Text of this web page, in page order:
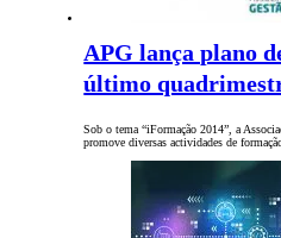
APG lança plano
último
Sob o tema “iFormação 2014”, a
promove diversas actividades de